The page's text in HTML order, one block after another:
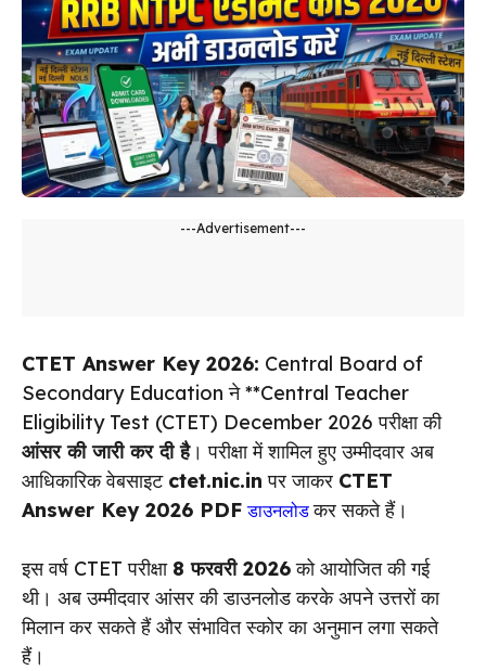
---Advertisement---
CTET Answer Key 2026: Central Board of
Secondary Education ने **Central Teacher
Eligibility Test (CTET) December 2026 परीक्षा की
आंसर की जारी कर दी है। परीक्षा में शामिल हुए उम्मीदवार अब
आधिकारिक वेबसाइट ctet.nic.in पर जाकर CTET
Answer Key 2026 PDF डाउनलोडकर सकते हैं।
इस वर्ष CTET परीक्षा 8 फरवरी 2026को आयोजित की गई
थी। अब उम्मीदवार आंसर की डाउनलोड करके अपने उत्तरों का
मिलान कर सकते हैं और संभावित स्कोर का अनुमान लगा सकते
हैं।